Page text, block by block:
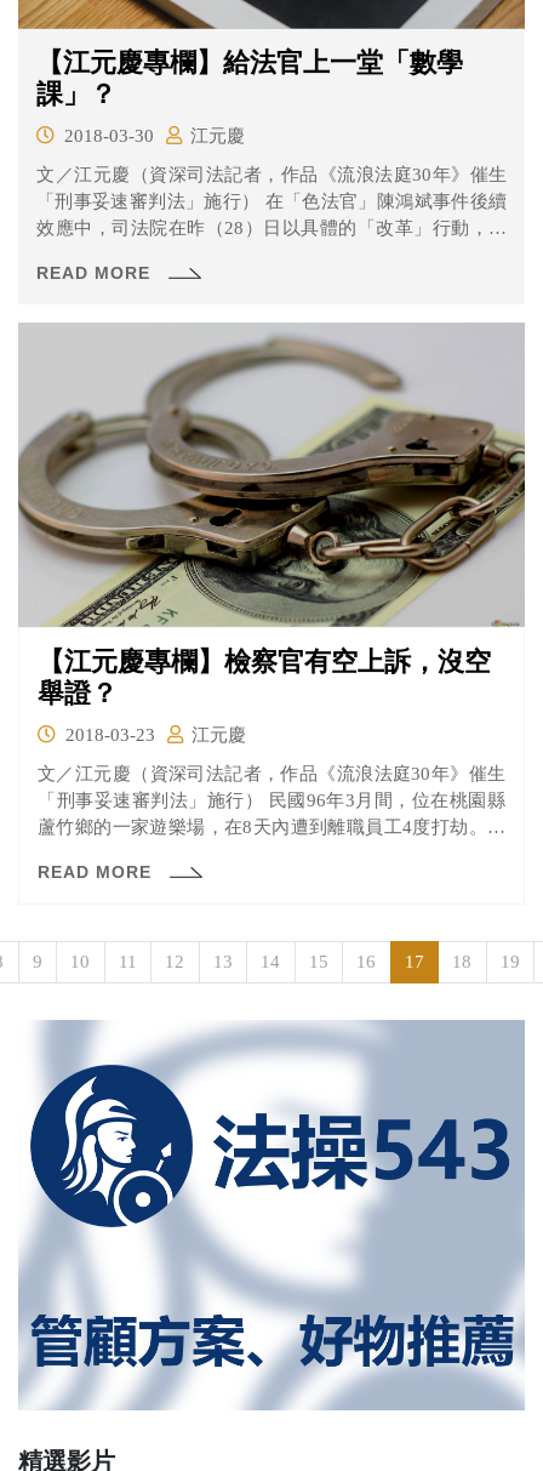
【江元慶專欄】給法官上一堂「數學
課」？
2018-03-30
江元慶
文／江元慶（資深司法記者，作品《流浪法庭30年》催生
「刑事妥速審判法」施行） 在「色法官」陳鴻斌事件後續
效應中，司法院在昨（28）日以具體的「改革」行動，教
READ MORE
【江元慶專欄】檢察官有空上訴，沒空
舉證？
2018-03-23
江元慶
文／江元慶（資深司法記者，作品《流浪法庭30年》催生
「刑事妥速審判法」施行） 民國96年3月間，位在桃園縣
蘆竹鄉的一家遊樂場，在8天內遭到離職員工4度打劫。遊
READ MORE
9 10 11 12 13 14 15 16 17 18 19
精選影片